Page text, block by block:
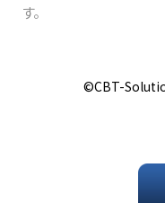
す。
©️CBT-